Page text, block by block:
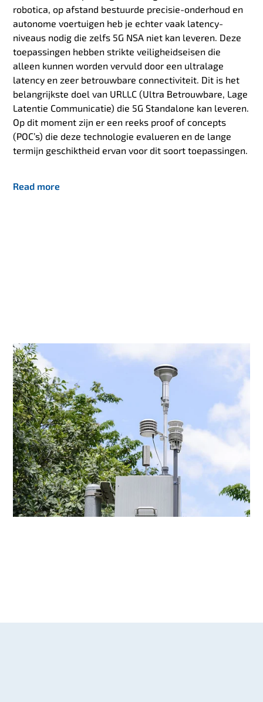
robotica, op afstand bestuurde precisie-onderhoud en
autonome voertuigen heb je echter vaak latency-
niveaus nodig die zelfs 5G NSA niet kan leveren. Deze
toepassingen hebben strikte veiligheidseisen die
alleen kunnen worden vervuld door een ultralage
latency en zeer betrouwbare connectiviteit. Dit is het
belangrijkste doel van URLLC (Ultra Betrouwbare, Lage
Latentie Communicatie) die 5G Standalone kan leveren.
Op dit moment zijn er een reeks proof of concepts
(POC’s) die deze technologie evalueren en de lange
termijn geschiktheid ervan voor dit soort toepassingen.
Read more